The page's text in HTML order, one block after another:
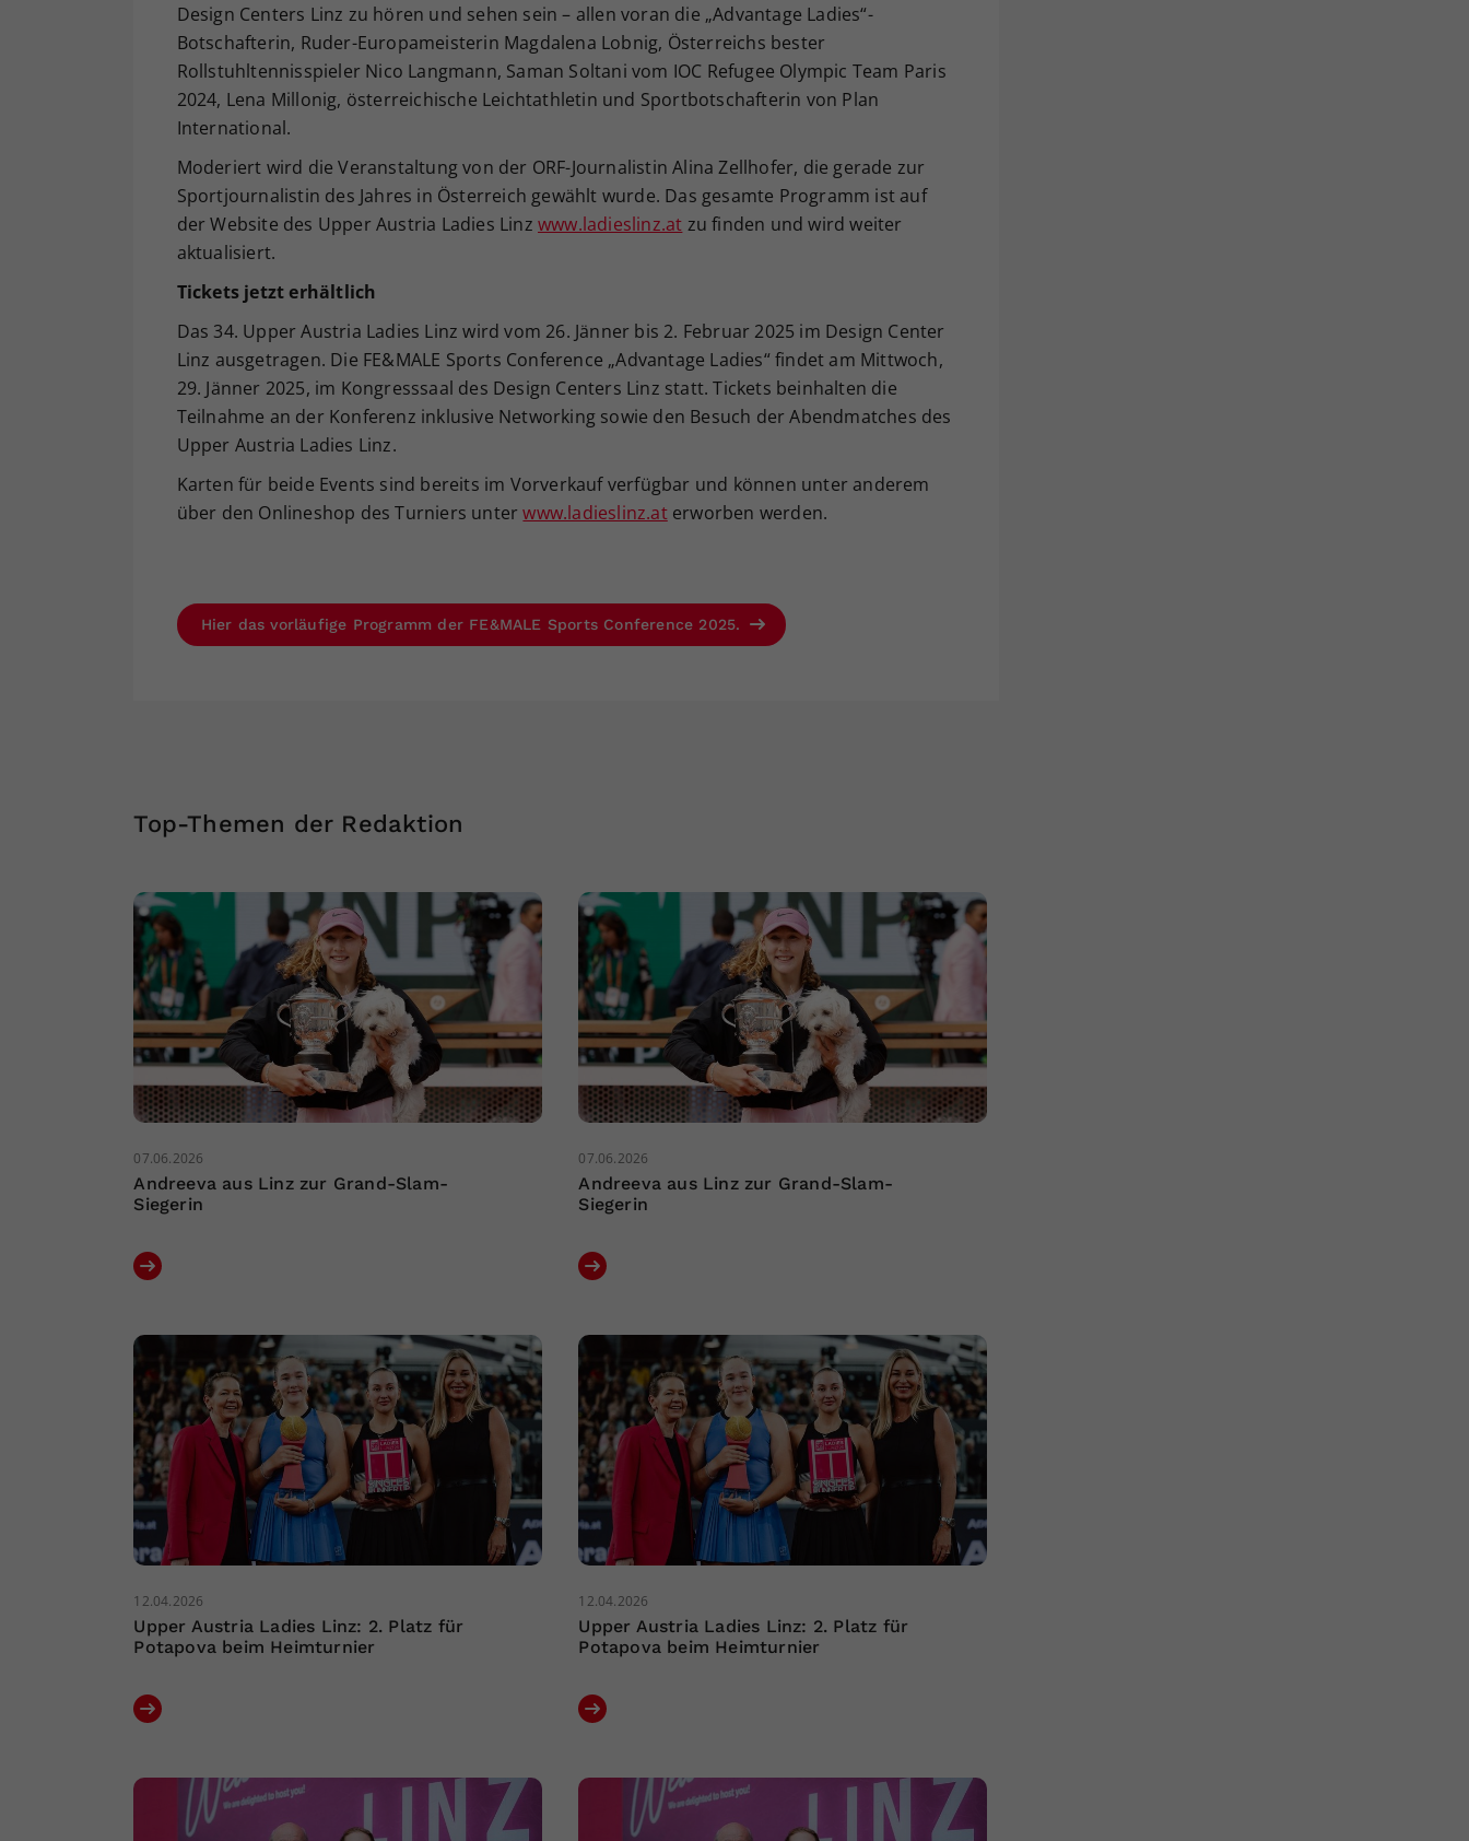
Design Centers Linz zu hören und sehen sein – allen voran die „Advantage Ladies“-
Botschafterin, Ruder-Europameisterin Magdalena Lobnig, Österreichs bester
Rollstuhltennisspieler Nico Langmann, Saman Soltani vom IOC Refugee Olympic Team Paris
2024, Lena Millonig, österreichische Leichtathletin und Sportbotschafterin von Plan
International.
Moderiert wird die Veranstaltung von der ORF-Journalistin Alina Zellhofer, die gerade zur
Sportjournalistin des Jahres in Österreich gewählt wurde. Das gesamte Programm ist auf
der Website des Upper Austria Ladies Linz www.ladieslinz.at zu finden und wird weiter
aktualisiert.
Tickets jetzt erhältlich
Das 34. Upper Austria Ladies Linz wird vom 26. Jänner bis 2. Februar 2025 im Design Center
Linz ausgetragen. Die FE&MALE Sports Conference „Advantage Ladies“ findet am Mittwoch,
29. Jänner 2025, im Kongresssaal des Design Centers Linz statt. Tickets beinhalten die
Teilnahme an der Konferenz inklusive Networking sowie den Besuch der Abendmatches des
Upper Austria Ladies Linz.
Karten für beide Events sind bereits im Vorverkauf verfügbar und können unter anderem
über den Onlineshop des Turniers unterwww.ladieslinz.aterworben werden.
Hier das vorläufige Programm der FE&MALE Sports Conference 2025.
Top-Themen der Redaktion
07.06.2026
Andreeva aus Linz zur Grand-Slam-
Siegerin
07.06.2026
Andreeva aus Linz zur Grand-Slam-
Siegerin
12.04.2026
Upper Austria Ladies Linz: 2. Platz für
Potapova beim Heimturnier
12.04.2026
Upper Austria Ladies Linz: 2. Platz für
Potapova beim Heimturnier